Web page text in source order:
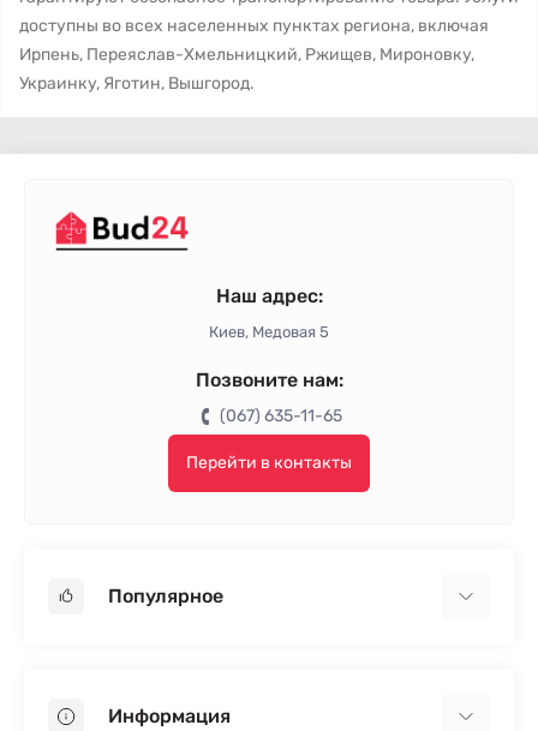
доступны во всех населенных пунктах региона, включая
Ирпень, Переяслав-Хмельницкий, Ржищев, Мироновку,
Украинку, Яготин, Вышгород.
Наш адрес:
Киев, Медовая 5
Позвоните нам:
(067) 635-11-65
Перейти в контакты
Популярное
Информация